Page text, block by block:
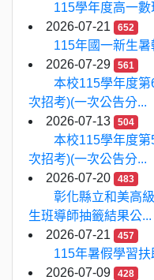
115學年度高一
2026-07-21
652
115年國一新生
2026-07-29
561
本校115學年度
次招考)(一次公告分...
2026-07-13
504
本校115學年度
次招考)(一次公告分...
2026-07-20
483
彰化縣立和美高
生班導師抽籤結果公...
2026-07-21
457
115年暑假學習
2026-07-09
428